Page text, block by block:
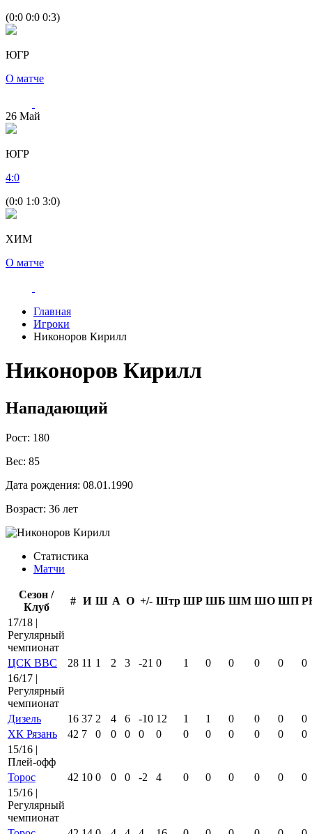
(0:0 0:0 0:3)
ЮГР
О матче
26 Май
ЮГР
4:0
(0:0 1:0 3:0)
ХИМ
О матче
Главная
Игроки
Никоноров Кирилл
Никоноров Кирилл
Нападающий
Рост: 180
Вес: 85
Дата рождения: 08.01.1990
Возраст: 36 лет
Статистика
Матчи
Сезон /
Клуб
# И Ш А О +/- Штр ШР ШБ ШМ ШО ШП
17/18 |
Регулярный
чемпионат
ЦСК ВВС
28 11 1 2 3 -21 0 1 0 0 0 0
0
16/17 |
Регулярный
чемпионат
Дизель
16 37 2 4 6 -10 12 1 1 0 0 0
0
ХК Рязань
42 7 0 0 0 0 0 0 0 0 0 0
0
15/16 |
Плей-офф
Торос
42 10 0 0 0 -2 4 0 0 0 0 0
0
15/16 |
Регулярный
чемпионат